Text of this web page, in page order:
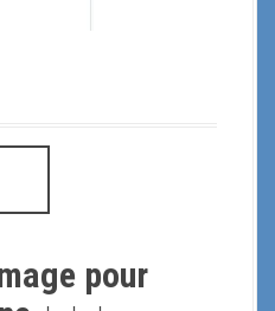
pour